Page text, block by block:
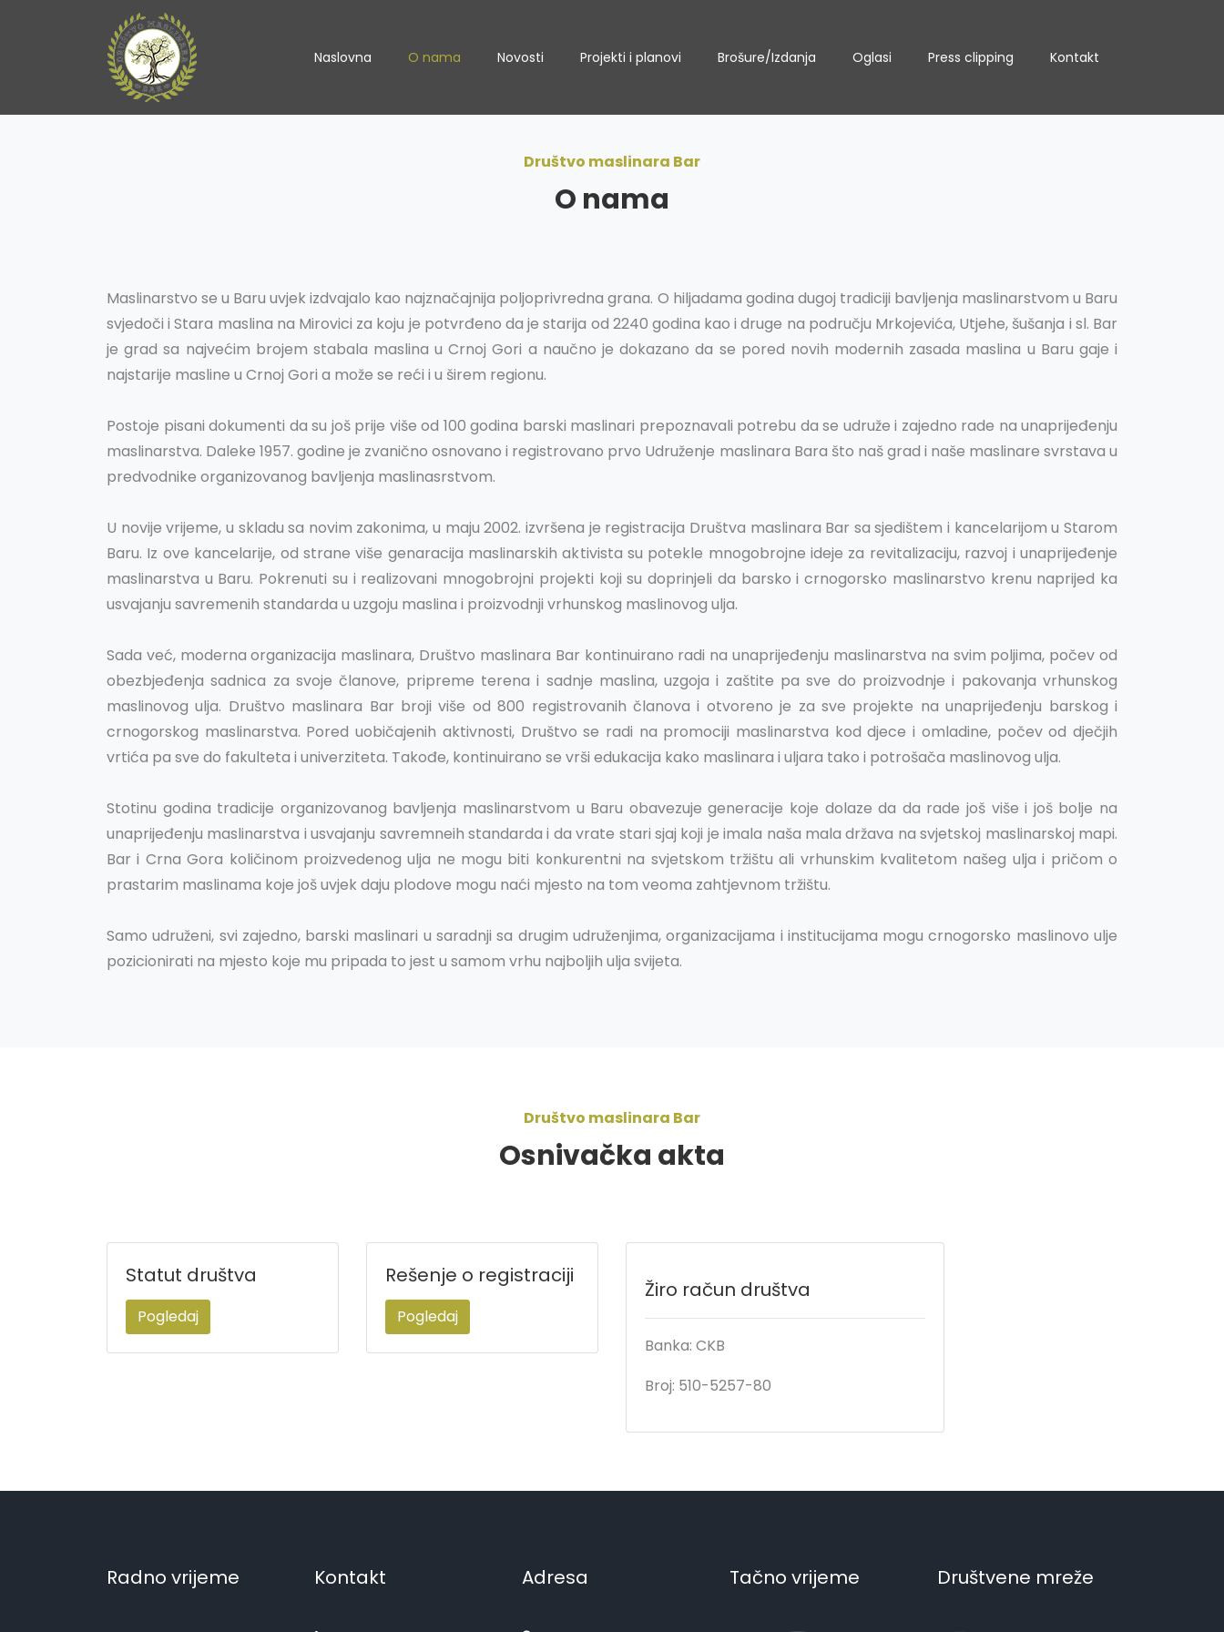
Naslovna O nama Novosti Projekti i planovi Brošure/Izdanja Oglasi Press clipping Kontakt
Društvo maslinara Bar
O nama
Maslinarstvo se u Baru uvjek izdvajalo kao najznačajnija poljoprivredna grana. O hiljadama godina dugoj tradiciji bavljenja maslinarstvom u Baru
svjedoči i Stara maslina na Mirovici za koju je potvrđeno da je starija od 2240 godina kao i druge na području Mrkojevića, Utjehe, šušanja i sl. Bar
je grad sa najvećim brojem stabala maslina u Crnoj Gori a naučno je dokazano da se pored novih modernih zasada maslina u Baru gaje i
najstarije masline u Crnoj Gori a može se reći i u širem regionu.
Postoje pisani dokumenti da su još prije više od 100 godina barski maslinari prepoznavali potrebu da se udruže i zajedno rade na unaprijeđenju
maslinarstva. Daleke 1957. godine je zvanično osnovano i registrovano prvo Udruženje maslinara Bara što naš grad i naše maslinare svrstava u
predvodnike organizovanog bavljenja maslinasrstvom.
U novije vrijeme, u skladu sa novim zakonima, u maju 2002. izvršena je registracija Društva maslinara Bar sa sjedištem i kancelarijom u Starom
Baru. Iz ove kancelarije, od strane više genaracija maslinarskih aktivista su potekle mnogobrojne ideje za revitalizaciju, razvoj i unaprijeđenje
maslinarstva u Baru. Pokrenuti su i realizovani mnogobrojni projekti koji su doprinjeli da barsko i crnogorsko maslinarstvo krenu naprijed ka
usvajanju savremenih standarda u uzgoju maslina i proizvodnji vrhunskog maslinovog ulja.
Sada već, moderna organizacija maslinara, Društvo maslinara Bar kontinuirano radi na unaprijeđenju maslinarstva na svim poljima, počev od
obezbjeđenja sadnica za svoje članove, pripreme terena i sadnje maslina, uzgoja i zaštite pa sve do proizvodnje i pakovanja vrhunskog
maslinovog ulja. Društvo maslinara Bar broji više od 800 registrovanih članova i otvoreno je za sve projekte na unaprijeđenju barskog i
crnogorskog maslinarstva. Pored uobičajenih aktivnosti, Društvo se radi na promociji maslinarstva kod djece i omladine, počev od dječjih
vrtića pa sve do fakulteta i univerziteta. Takođe, kontinuirano se vrši edukacija kako maslinara i uljara tako i potrošača maslinovog ulja.
Stotinu godina tradicije organizovanog bavljenja maslinarstvom u Baru obavezuje generacije koje dolaze da da rade još više i još bolje na
unaprijeđenju maslinarstva i usvajanju savremneih standarda i da vrate stari sjaj koji je imala naša mala država na svjetskoj maslinarskoj mapi.
Bar i Crna Gora količinom proizvedenog ulja ne mogu biti konkurentni na svjetskom tržištu ali vrhunskim kvalitetom našeg ulja i pričom o
prastarim maslinama koje još uvjek daju plodove mogu naći mjesto na tom veoma zahtjevnom tržištu.
Samo udruženi, svi zajedno, barski maslinari u saradnji sa drugim udruženjima, organizacijama i institucijama mogu crnogorsko maslinovo ulje
pozicionirati na mjesto koje mu pripada to jest u samom vrhu najboljih ulja svijeta.
Društvo maslinara Bar
Osnivačka akta
Statut društva
Pogledaj
Rešenje o registraciji
Pogledaj
Žiro račun društva
Banka: CKB
Broj: 510-5257-80
Radno vrijeme Kontakt Adresa Tačno vrijeme Društvene mreže